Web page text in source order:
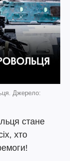
Джерело:
стане
хто